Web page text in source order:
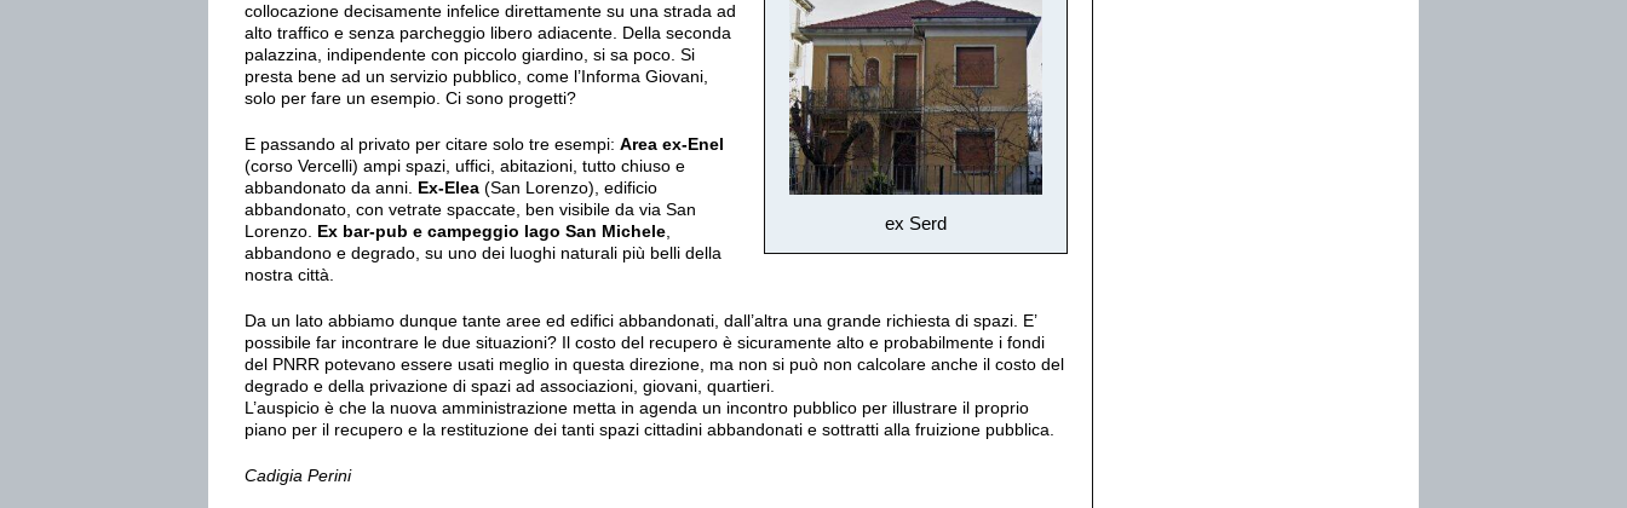
ex Serd
collocazione decisamente infelice direttamente su una strada ad
alto traffico e senza parcheggio libero adiacente. Della seconda
palazzina, indipendente con piccolo giardino, si sa poco. Si
presta bene ad un servizio pubblico, come l’Informa Giovani,
solo per fare un esempio. Ci sono progetti?
E passando al privato per citare solo tre esempi: Area ex-Enel
(corso Vercelli) ampi spazi, uffici, abitazioni, tutto chiuso e
abbandonato da anni. Ex-Elea (San Lorenzo), edificio
abbandonato, con vetrate spaccate, ben visibile da via San
Lorenzo. Ex bar-pub e campeggio lago San Michele
abbandono e degrado, su uno dei luoghi naturali più belli della
nostra città.
Da un lato abbiamo dunque tante aree ed edifici abbandonati, dall’altra una grande richiesta di spazi. E’
possibile far incontrare le due situazioni? Il costo del recupero è sicuramente alto e probabilmente i fondi
del PNRR potevano essere usati meglio in questa direzione, ma non si può non calcolare anche il costo del
degrado e della privazione di spazi ad associazioni, giovani, quartieri.
L’auspicio è che la nuova amministrazione metta in agenda un incontro pubblico per illustrare il proprio
piano per il recupero e la restituzione dei tanti spazi cittadini abbandonati e sottratti alla fruizione pubblica.
Cadigia Perini